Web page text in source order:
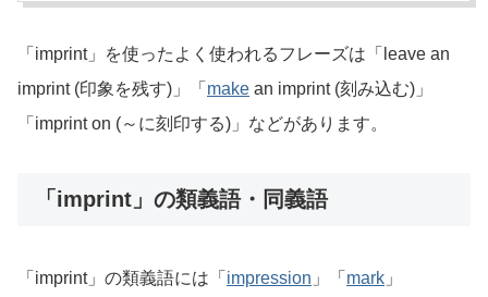
「imprint」を使ったよく使われるフレーズは「leave an
imprint (印象を残す)」「 make an imprint (刻み込む)」
「imprint on (～に刻印する)」などがあります。
「imprint」の類義語・同義語
「imprint」の類義語には「 impression 」「 mark 」